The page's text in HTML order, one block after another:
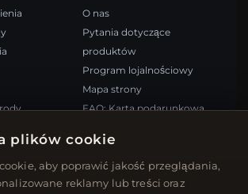
plików cookie
aby poprawić jakość przeglądania,
reklamy lub treści oraz
O nas
Pytania dotyczące
produktów
Program lojalnościowy
Mapa strony
FAQ: Karta podarunkowa
Wypisz się z newslettera